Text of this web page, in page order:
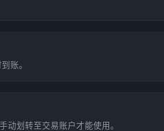
账。
动划转至交易账户才能使用。